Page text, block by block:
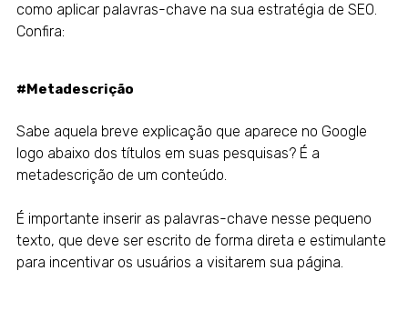
como aplicar palavras-chave na sua estratégia de SEO.
Confira:
#Metadescrição
Sabe aquela breve explicação que aparece no Google
logo abaixo dos títulos em suas pesquisas? É a
metadescrição de um conteúdo.
É importante inserir as palavras-chave nesse pequeno
texto, que deve ser escrito de forma direta e estimulante
para incentivar os usuários a visitarem sua página.